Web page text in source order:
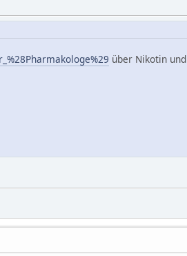
über Nikotin und